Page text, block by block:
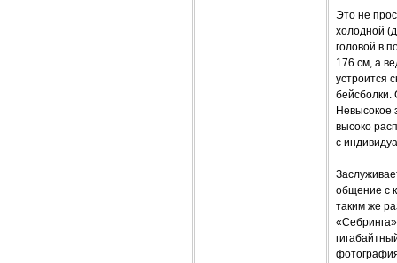
Это не
холодной
головой в
176 см, а
устроится
бейсболки.
Невысокое
высоко
с
общение с
таким же